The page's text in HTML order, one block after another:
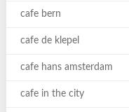
cafe bern
cafe de klepel
cafe hans amsterdam
cafe in the city